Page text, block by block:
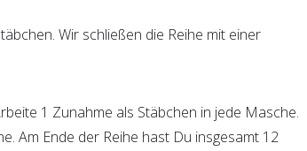
Wir schließen die Reihe mit einer
1 Zunahme als Stäbchen in jede Masche.
Am Ende der Reihe hast Du insgesamt 12